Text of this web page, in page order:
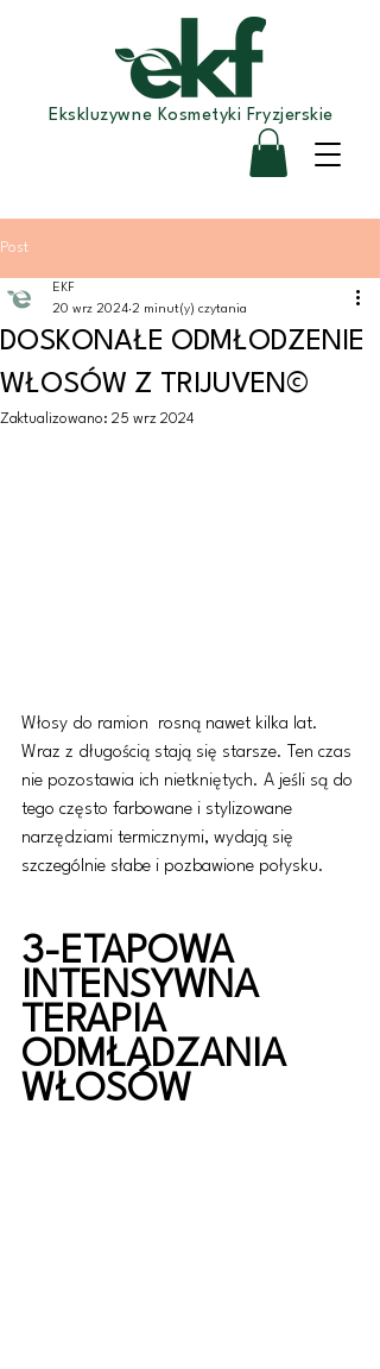
Ekskluzywne Kosmetyki Fryzjerskie
Post
DOSKONAŁE ODMŁODZENIE
WŁOSÓW Z TRIJUVEN©
EKF
20 wrz 2024 2 minut(y) czytania
Zaktualizowano: 25 wrz 2024
Włosy do ramion  rosną nawet kilka lat.
Wraz z długością stają się starsze. Ten czas
nie pozostawia ich nietkniętych. A jeśli są do
tego często farbowane i stylizowane
narzędziami termicznymi, wydają się
szczególnie słabe i pozbawione połysku.
3-ETAPOWA
INTENSYWNA
TERAPIA
ODMŁADZANIA
WŁOSÓW